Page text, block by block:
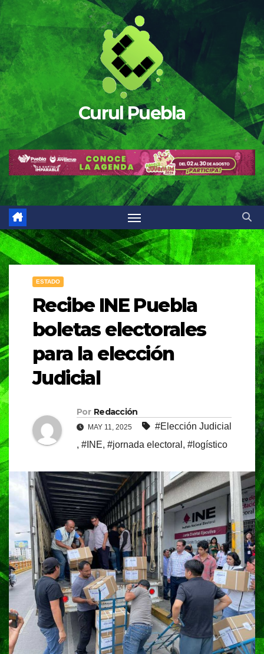
Saltar
al
contenido
Curul Puebla
ESTADO
Recibe INE Puebla
boletas electorales
para la elección
Judicial
Por Redacción
MAY 11, 2025
#Elección Judicial
, #INE, #jornada electoral , #logístico